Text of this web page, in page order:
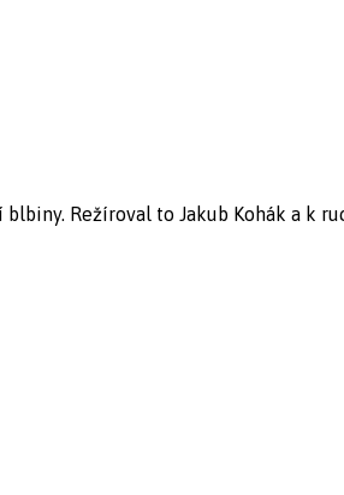
Režíroval to Jakub Kohák a k